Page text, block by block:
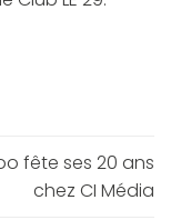
fête ses 20 ans
chez CI Média